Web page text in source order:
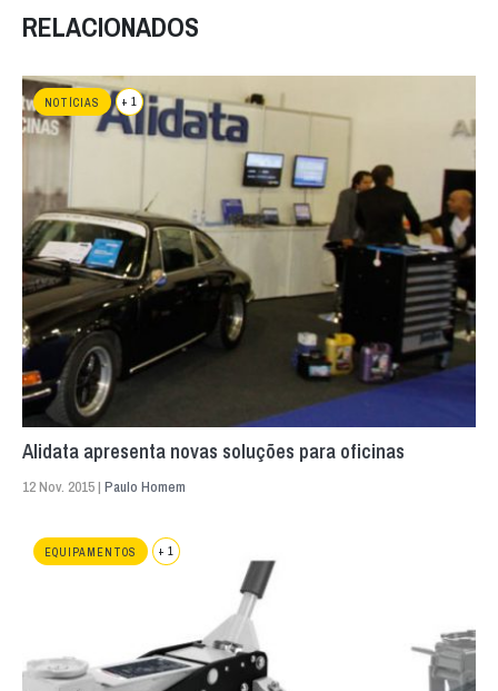
RELACIONADOS
NOTÍCIAS + 1
Alidata apresenta novas soluções para oficinas
12 Nov. 2015 | Paulo Homem
EQUIPAMENTOS + 1